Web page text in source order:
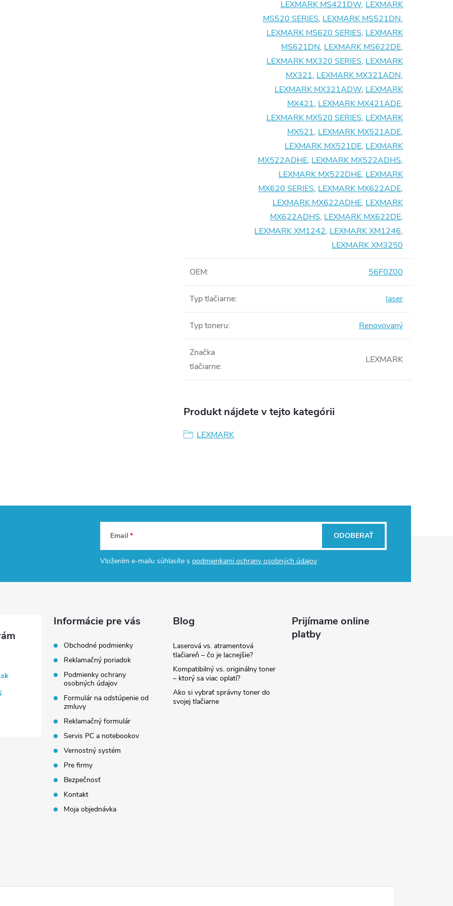
LEXMARK MS421DW, LEXMARK
MS520 SERIES, LEXMARK MS521DN,
LEXMARK MS620 SERIES, LEXMARK
MS621DN, LEXMARK MS622DE,
LEXMARK MX320 SERIES, LEXMARK
MX321, LEXMARK MX321ADN,
LEXMARK MX321ADW, LEXMARK
MX421, LEXMARK MX421ADE,
LEXMARK MX520 SERIES, LEXMARK
MX521, LEXMARK MX521ADE,
LEXMARK MX521DE, LEXMARK
MX522ADHE, LEXMARK MX522ADHS,
LEXMARK MX522DHE, LEXMARK
MX620 SERIES, LEXMARK MX622ADE,
LEXMARK MX622ADHE, LEXMARK
MX622ADHS, LEXMARK MX622DE,
LEXMARK XM1242, LEXMARK XM1246,
LEXMARK XM3250
OEM: 56F0Z00
Typ tlačiarne: laser
Typ toneru: Renovovaný
Značka
tlačiarne:
LEXMARK
Produkt nájdete v tejto kategórii
LEXMARK
Email
Vložením e-mailu súhlasíte s podmienkami ochrany osobných údajov
ODOBERAŤ
Informácie pre vás
Obchodné podmienky
Reklamačný poriadok
Podmienky ochrany
osobných údajov
Formulár na odstúpenie od
zmluvy
Reklamačný formulár
Servis PC a notebookov
Vernostný systém
Pre firmy
Bezpečnosť
Kontakt
Moja objednávka
Blog
Laserová vs. atramentová
tlačiareň – čo je lacnejšie?
Kompatibilný vs. originálny toner
– ktorý sa viac oplatí?
Ako si vybrať správny toner do
svojej tlačiarne
Prijímame online
platby